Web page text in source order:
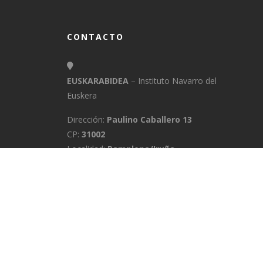
CONTACTO
EUSKARABIDEA – Instituto Navarro del
Euskera
Dirección: Paulino Caballero 13
CP: 31002
Localidad:Pamplona/Iruña